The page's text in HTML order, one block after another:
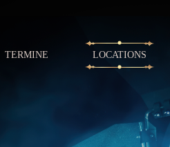
TERMINE LOCATIONS